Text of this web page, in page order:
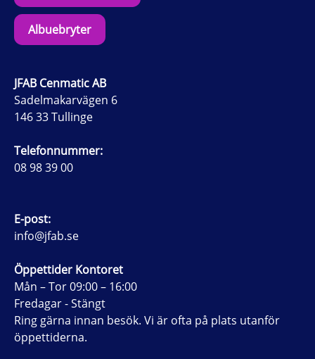
Albuebryter
JFAB Cenmatic AB
Sadelmakarvägen 6
146 33 Tullinge
Telefonnummer:
08 98 39 00
E-post:
info@jfab.se
Öppettider Kontoret
Mån – Tor 09:00 – 16:00
Fredagar - Stängt
Ring gärna innan besök. Vi är ofta på plats utanför
öppettiderna.